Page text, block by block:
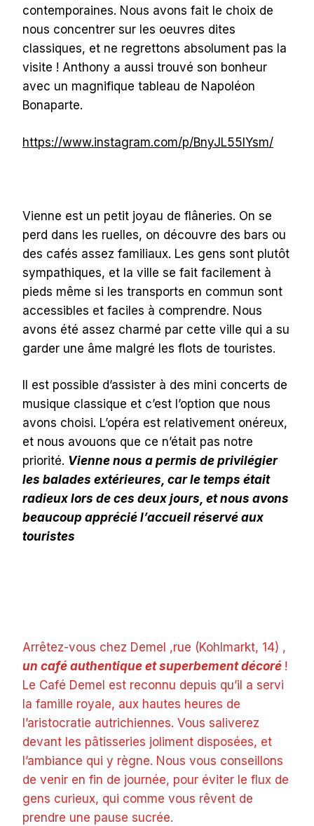
contemporaines. Nous avons fait le choix de
nous concentrer sur les oeuvres dites
classiques, et ne regrettons absolument pas la
visite ! Anthony a aussi trouvé son bonheur
avec un magnifique tableau de Napoléon
Bonaparte.
https://www.instagram.com/p/BnyJL55lYsm/
Vienne est un petit joyau de flâneries. On se
perd dans les ruelles, on découvre des bars ou
des cafés assez familiaux. Les gens sont plutôt
sympathiques, et la ville se fait facilement à
pieds même si les transports en commun sont
accessibles et faciles à comprendre. Nous
avons été assez charmé par cette ville qui a su
garder une âme malgré les flots de touristes.
Il est possible d’assister à des mini concerts de
musique classique et c’est l’option que nous
avons choisi. L’opéra est relativement onéreux,
et nous avouons que ce n’était pas notre
priorité. Vienne nous a permis de privilégier
les balades extérieures, car le temps était
radieux lors de ces deux jours, et nous avons
beaucoup apprécié l’accueil réservé aux
touristes
Arrêtez-vous chez Demel ,rue (Kohlmarkt, 14) ,
un café authentique et superbement décoré !
Le Café Demel est reconnu depuis qu’il a servi
la famille royale, aux hautes heures de
l’aristocratie autrichiennes. Vous saliverez
devant les pâtisseries joliment disposées, et
l’ambiance qui y règne. Nous vous conseillons
de venir en fin de journée, pour éviter le flux de
gens curieux, qui comme vous rêvent de
prendre une pause sucrée.